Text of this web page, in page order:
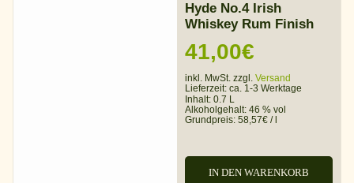
Hyde No.4 Irish
Whiskey Rum Finish
41,00€
inkl. MwSt. zzgl. Versand
Lieferzeit: ca. 1-3 Werktage
Inhalt: 0.7 L
Alkoholgehalt: 46 % vol
Grundpreis: 58,57€ /
IN DEN WARENKORB